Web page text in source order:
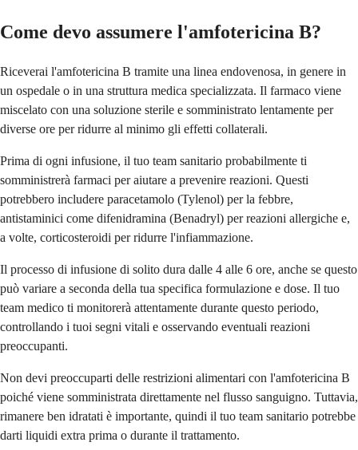
Come devo assumere l'amfotericina B?
Riceverai l'amfotericina B tramite una linea endovenosa, in genere in
un ospedale o in una struttura medica specializzata. Il farmaco viene
miscelato con una soluzione sterile e somministrato lentamente per
diverse ore per ridurre al minimo gli effetti collaterali.
Prima di ogni infusione, il tuo team sanitario probabilmente ti
somministrerà farmaci per aiutare a prevenire reazioni. Questi
potrebbero includere paracetamolo (Tylenol) per la febbre,
antistaminici come difenidramina (Benadryl) per reazioni allergiche e,
a volte, corticosteroidi per ridurre l'infiammazione.
Il processo di infusione di solito dura dalle 4 alle 6 ore, anche se questo
può variare a seconda della tua specifica formulazione e dose. Il tuo
team medico ti monitorerà attentamente durante questo periodo,
controllando i tuoi segni vitali e osservando eventuali reazioni
preoccupanti.
Non devi preoccuparti delle restrizioni alimentari con l'amfotericina B
poiché viene somministrata direttamente nel flusso sanguigno. Tuttavia,
rimanere ben idratati è importante, quindi il tuo team sanitario potrebbe
darti liquidi extra prima o durante il trattamento.